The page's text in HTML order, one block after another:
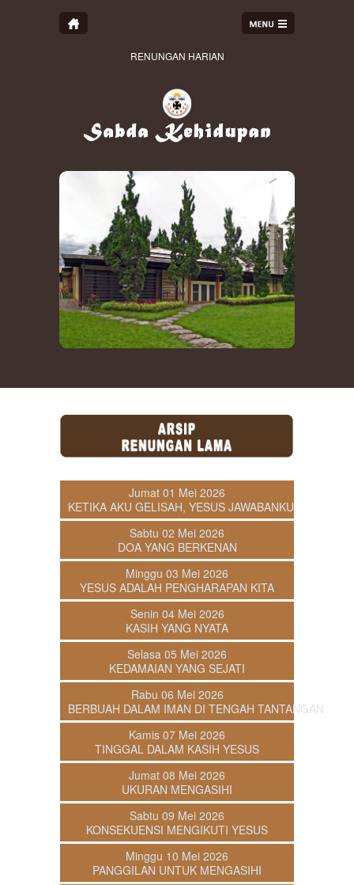
RENUNGAN HARIAN
Jumat 01 Mei 2026
KETIKA AKU GELISAH, YESUS JAWABANKU
Sabtu 02 Mei 2026
DOA YANG BERKENAN
Minggu 03 Mei 2026
YESUS ADALAH PENGHARAPAN KITA
Senin 04 Mei 2026
KASIH YANG NYATA
Selasa 05 Mei 2026
KEDAMAIAN YANG SEJATI
Rabu 06 Mei 2026
BERBUAH DALAM IMAN DI TENGAH TANTANGAN
Kamis 07 Mei 2026
TINGGAL DALAM KASIH YESUS
Jumat 08 Mei 2026
UKURAN MENGASIHI
Sabtu 09 Mei 2026
KONSEKUENSI MENGIKUTI YESUS
Minggu 10 Mei 2026
PANGGILAN UNTUK MENGASIHI